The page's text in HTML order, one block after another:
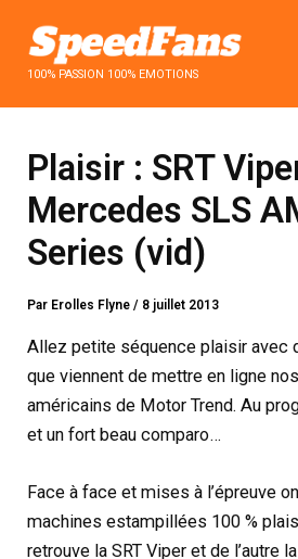
contenu100% PASSION 100% EMOTIONS
Plaisir : SRT
Mercedes SLS
Series (vid)
Par Erolles Flyne/ 8 juillet 2013
Allez petite séquence plaisir avec
que viennent de mettre en ligne
américains de Motor Trend. Au
et un fort beau comparo…
Face à face et mises à l’épreuve
machines estampillées 100 %
retrouve la SRT Viper et de l’autre